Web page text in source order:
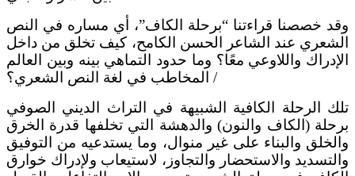
وقد خصصنا قراءتنا “برحلة الكاف”، أي مساره في النص
الشعري عند الشاعر الحسن الكامح، كيف تخلق من داخل
الإدراك واللاوعي معًا؟ وما حدود التماهي بينه وبين العالم
/ المخاطب في لغة النص الشعري؟
تلك الرحلة الكافية الشبيهة في التراث الديني الصوفي
برحلة (الكاف والنون) والدهشة التي تخلفها قدرة الخرق
والخلق والبناء على غير منوال، وما يستدعيه من التوفيق
والتسديد والاستحضار والتجاوز، لاستيعاب ولإدراك خوارق